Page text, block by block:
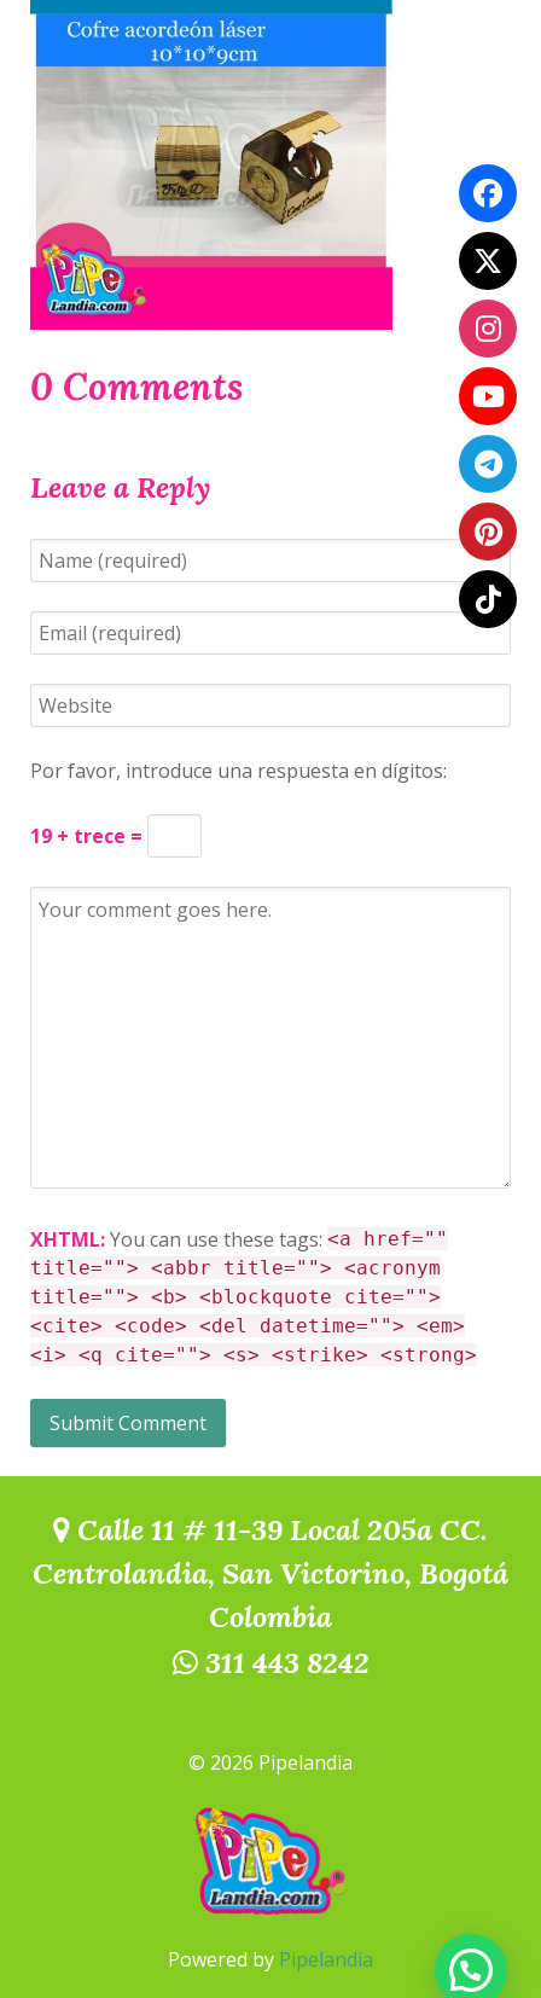
0 Comments
Leave a Reply
Por favor, introduce una respuesta en dígitos:
19 + trece =
XHTML:You can use these tags: <a href=""
title=""> <abbr title=""> <acronym
title=""> <b> <blockquote cite="">
<cite> <code> <del datetime=""> <em>
<i> <q cite=""> <s> <strike> <strong>
Calle 11 # 11-39 Local 205a CC.
Centrolandia, San Victorino, Bogotá
Colombia
311 443 8242
© 2026 Pipelandia
Powered by Pipelandia